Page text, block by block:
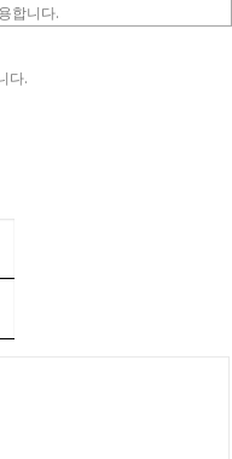
합니다.
특화, 이벤트 등 광고성 정보
고 게재, 접속빈도 파악 또는 회
할 권리가 있습니다. 다만, 동의
다.